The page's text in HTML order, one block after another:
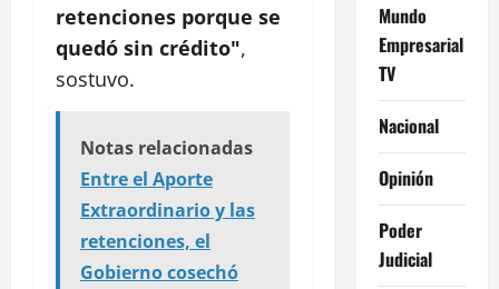
retenciones porque se
quedó sin crédito",
sostuvo.
Notas relacionadas
Entre el Aporte
Extraordinario y las
retenciones, el
Gobierno cosechó
Mundo
Empresarial
TV
Nacional
Opinión
Poder
Judicial